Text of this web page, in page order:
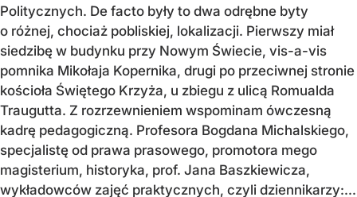
Politycznych. De facto były to dwa odrębne byty
o różnej, chociaż pobliskiej, lokalizacji. Pierwszy miał
siedzibę w budynku przy Nowym Świecie, vis-a-vis
pomnika Mikołaja Kopernika, drugi po przeciwnej stronie
kościoła Świętego Krzyża, u zbiegu z ulicą Romualda
Traugutta. Z rozrzewnieniem wspominam ówczesną
kadrę pedagogiczną. Profesora Bogdana Michalskiego,
specjalistę od prawa prasowego, promotora mego
magisterium, historyka, prof. Jana Baszkiewicza,
wykładowców zajęć praktycznych, czyli dziennikarzy:...